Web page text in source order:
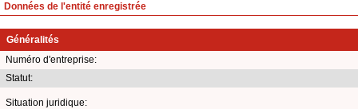
Données de l'entité enregistrée
Généralités
Numéro d'entreprise:
Statut:
Situation juridique: